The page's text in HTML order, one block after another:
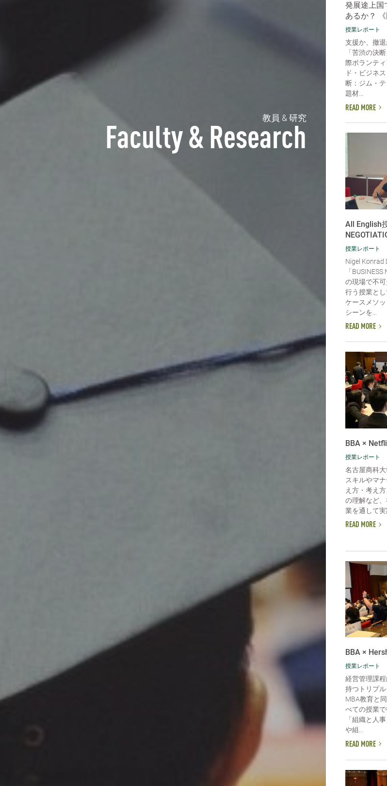
教員 & 研究
Faculty & Research
発展途上国
あるか？
授業レポート
支援か、撤
「苦渋の決
際ボランテ
ド・ビジネ
断：ジム・
題材...
READ MORE
All English
授業レポート
Nigel Konrad
「
の現場で不
行う授業とし
ケースメソ
シーンを...
READ MORE
BBA ×
授業レポート
名古屋商科
スキルやマ
え方・考え
の理解など
業を通して実
READ MORE
BBA ×
授業レポート
経営管理課
持つトリプ
MBA教育と
べての授業
「組織と人
や組...
READ MORE